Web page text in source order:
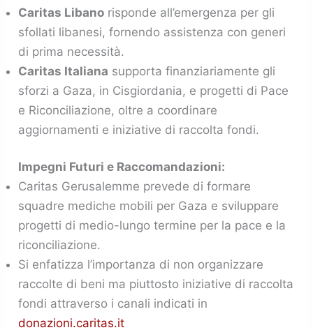
Caritas Libano risponde all’emergenza per gli
sfollati libanesi, fornendo assistenza con generi
di prima necessità.
Caritas Italiana supporta finanziariamente gli
sforzi a Gaza, in Cisgiordania, e progetti di Pace
e Riconciliazione, oltre a coordinare
aggiornamenti e iniziative di raccolta fondi.
Impegni Futuri e Raccomandazioni:
Caritas Gerusalemme prevede di formare
squadre mediche mobili per Gaza e sviluppare
progetti di medio-lungo termine per la pace e la
riconciliazione.
Si enfatizza l’importanza di non organizzare
raccolte di beni ma piuttosto iniziative di raccolta
fondi attraverso i canali indicati in
donazioni.caritas.it